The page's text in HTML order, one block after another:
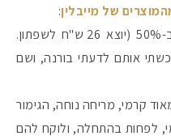
של מייבלין:
– השני ב-50% (יוצא 26 ש"ח לשפתון.
אותם לדעתי בורנה, ושם
קרמי, מריחה נוחה, הגימור
לפחות בהתחלה, ולוקח להם